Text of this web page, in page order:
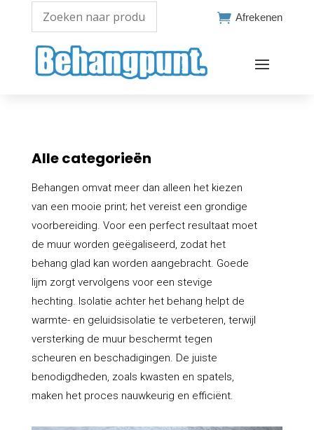
 Afrekenen
Alle categorieën
Behangen omvat meer dan alleen het kiezen
van een mooie print; het vereist een grondige
voorbereiding. Voor een perfect resultaat moet
de muur worden geëgaliseerd, zodat het
behang glad kan worden aangebracht. Goede
lijm zorgt vervolgens voor een stevige
hechting. Isolatie achter het behang helpt de
warmte- en geluidsisolatie te verbeteren, terwijl
versterking de muur beschermt tegen
scheuren en beschadigingen. De juiste
benodigdheden, zoals kwasten en spatels,
maken het proces nauwkeurig en efficiënt.